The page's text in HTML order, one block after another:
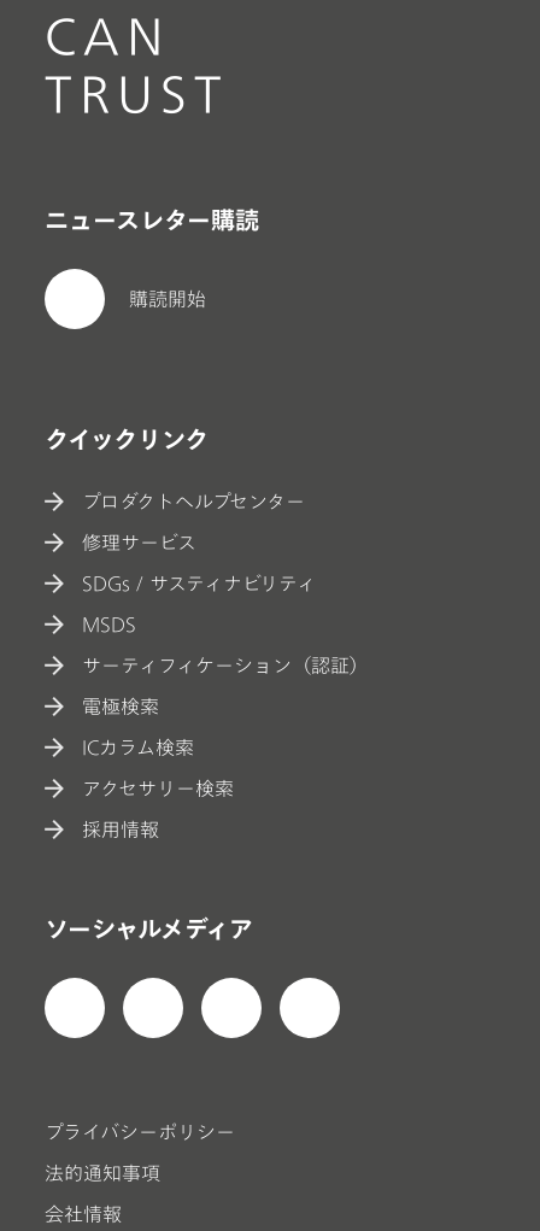
CAN
TRUST
ニュースレター購読
購読開始
クイックリンク
プロダクトヘルプセンター
修理サービス
SDGs / サスティナビリティ
MSDS
サーティフィケーション（認証）
電極検索
ICカラム検索
アクセサリー検索
採用情報
ソーシャルメディア
プライバシーポリシー
法的通知事項
会社情報